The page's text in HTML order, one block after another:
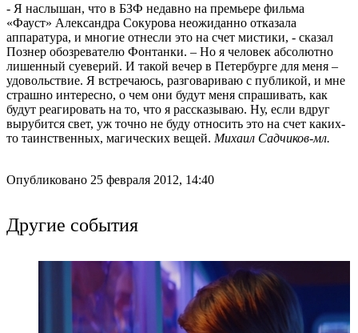
- Я наслышан, что в БЗФ недавно на премьере фильма
«Фауст» Александра Сокурова неожиданно отказала
аппаратура, и многие отнесли это на счет мистики, - сказал
Познер обозревателю Фонтанки. – Но я человек абсолютно
лишенный суеверий. И такой вечер в Петербурге для меня –
удовольствие. Я встречаюсь, разговариваю с публикой, и мне
страшно интересно, о чем они будут меня спрашивать, как
будут реагировать на то, что я рассказываю. Ну, если вдруг
вырубится свет, уж точно не буду относить это на счет каких-
то таинственных, магических вещей. Михаил Садчиков-мл.
Опубликовано 25 февраля 2012, 14:40
Другие события